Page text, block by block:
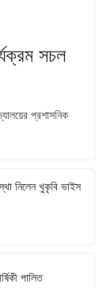
সচল
প্রশাসনিক
নিলেন খুকৃবি ভাইস
পালিত